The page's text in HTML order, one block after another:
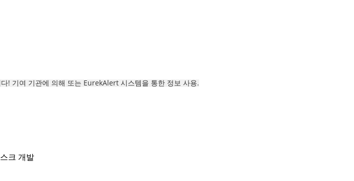
! 기여 기관에 의해 또는 EurekAlert 시스템을 통한 정보 사용.
크 개발